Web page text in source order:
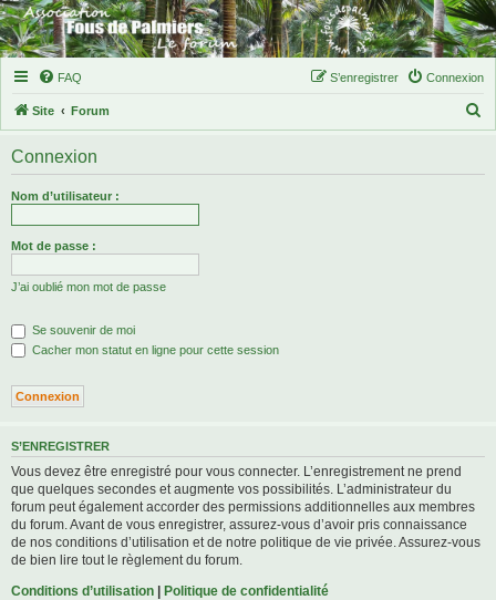
FAQ Connexion
S’enregistrer
Site Forum
Connexion
Nom d’utilisateur :
Mot de passe :
J’ai oublié mon mot de passe
Se souvenir de moi
Cacher mon statut en ligne pour cette session
S’ENREGISTRER
Vous devez être enregistré pour vous connecter. L’enregistrement ne prend
que quelques secondes et augmente vos possibilités. L’administrateur du
forum peut également accorder des permissions additionnelles aux membres
du forum. Avant de vous enregistrer, assurez-vous d’avoir pris connaissance
de nos conditions d’utilisation et de notre politique de vie privée. Assurez-vous
de bien lire tout le règlement du forum.
Conditions d’utilisation | Politique de confidentialité